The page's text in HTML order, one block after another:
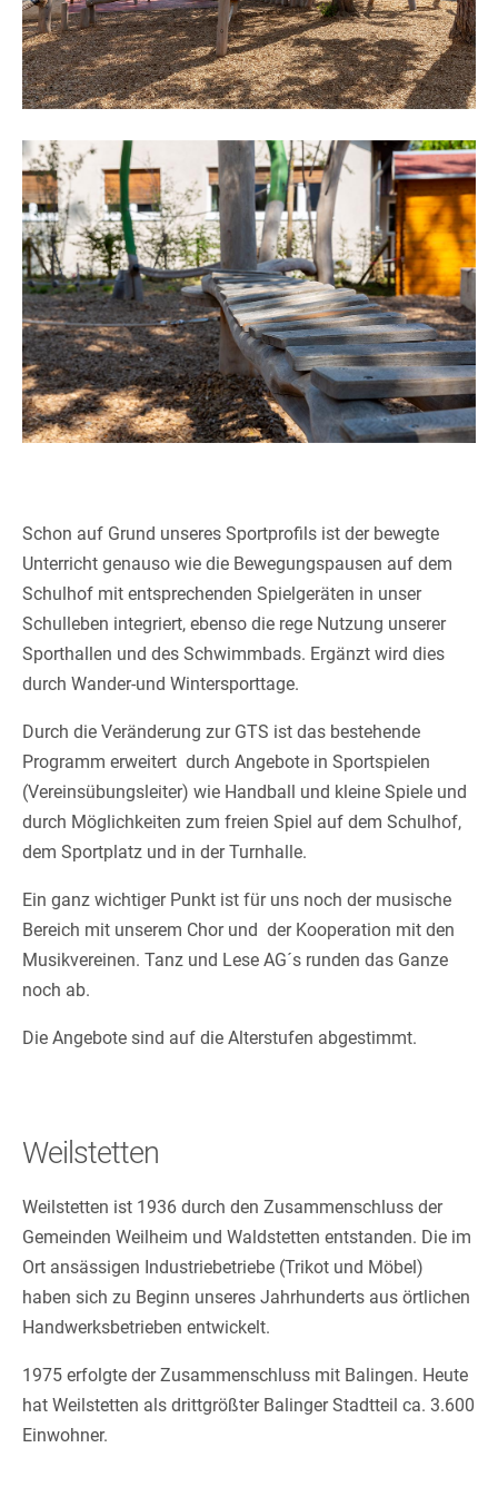
Schon auf Grund unseres Sportprofils ist der bewegte
Unterricht genauso wie die Bewegungspausen auf dem
Schulhof mit entsprechenden Spielgeräten in unser
Schulleben integriert, ebenso die rege Nutzung unserer
Sporthallen und des Schwimmbads. Ergänzt wird dies
durch Wander-und Wintersporttage.
Durch die Veränderung zur GTS ist das bestehende
Programm erweitert durch Angebote in Sportspielen
(Vereinsübungsleiter) wie Handball und kleine Spiele und
durch Möglichkeiten zum freien Spiel auf dem Schulhof,
dem Sportplatz und in der Turnhalle.
Ein ganz wichtiger Punkt ist für uns noch der musische
Bereich mit unserem Chor und der Kooperation mit den
Musikvereinen. Tanz und Lese AG´s runden das Ganze
noch ab.
Die Angebote sind auf die Alterstufen abgestimmt.
Weilstetten
Weilstetten ist 1936 durch den Zusammenschluss der
Gemeinden Weilheim und Waldstetten entstanden. Die im
Ort ansässigen Industriebetriebe (Trikot und Möbel)
haben sich zu Beginn unseres Jahrhunderts aus örtlichen
Handwerksbetrieben entwickelt.
1975 erfolgte der Zusammenschluss mit Balingen. Heute
hat Weilstetten als drittgrößter Balinger Stadtteil ca. 3.600
Einwohner.